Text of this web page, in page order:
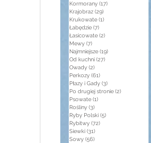
Kormorany (17)
Krajobraz (29)
Krukowate (1)
Łabędzie (7)
Łasicowate (2)
Mewy (7)
Najmniejsze (19)
Od kuchni (27)
Owady (2)
Perkozy (61)
Płazy i Gady (3)
Po drugiej stronie (2)
Psowate (1)
Rośliny (3)
Ryby Polski (5)
Rybitwy (72)
Siewki (31)
Sowy (56)